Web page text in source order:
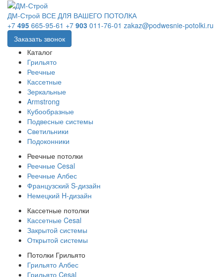
ДМ-Строй ВСЕ ДЛЯ ВАШЕГО ПОТОЛКА
+7 495 665-95-61 +7 903 011-76-01 zakaz@podwesnie-potolki.ru
Заказать звонок
Каталог
Грильято
Реечные
Кассетные
Зеркальные
Armstrong
Кубообразные
Подвесные системы
Светильники
Подоконники
Реечные потолки
Реечные Cesal
Реечные Албес
Французский S-дизайн
Немецкий H-дизайн
Кассетные потолки
Кассетные Cesal
Закрытой системы
Открытой системы
Потолки Грильято
Грильято Албес
Грильято Cesal